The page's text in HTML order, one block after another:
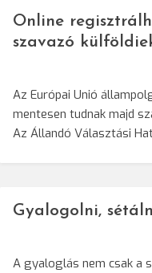
Online
szavazó
Az Európai Unió
mentesen tudnak majd
Az Állandó Választási
Gyalogolni,
A gyaloglás nem csak a